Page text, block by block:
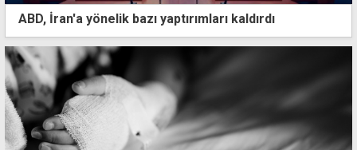
ABD, İran'a yönelik bazı yaptırımları kaldırdı